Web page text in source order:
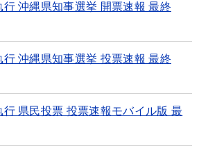
沖縄県知事選挙 開票速報 最終
沖縄県知事選挙 投票速報 最終
県民投票 投票速報モバイル版 最